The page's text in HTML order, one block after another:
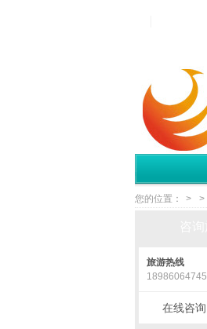
您的位置： > >
旅游热线
18986064745
在线咨询